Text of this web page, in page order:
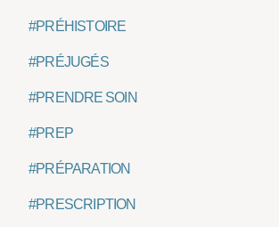
#PRÉHISTOIRE
#PRÉJUGÉS
#PRENDRE SOIN
#PREP
#PRÉPARATION
#PRESCRIPTION